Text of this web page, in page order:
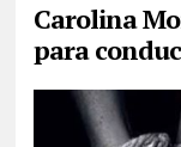
Carolina
para